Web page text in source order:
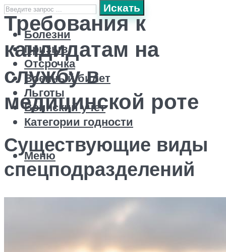
Искать
Болезни
Призыв
Отсрочка
Военный билет
Льготы
Воинский учет
Категории годности
Меню
Требования к
кандидатам на
службу в
медицинской роте
Существующие виды
спецподразделений